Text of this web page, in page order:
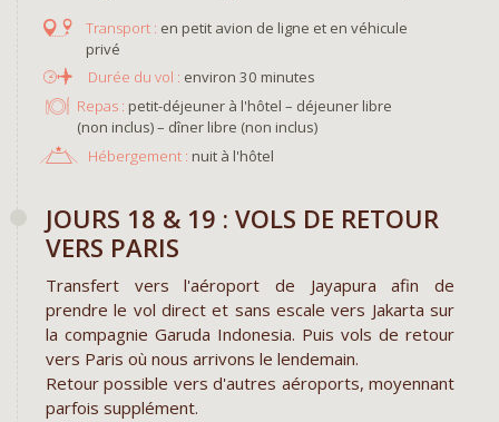
en petit avion de ligne et en véhicule
privé
environ 30 minutes
Repas : petit-déjeuner à l'hôtel – déjeuner libre
(non inclus) – dîner libre (non inclus)
Hébergement : nuit à l'hôtel
JOURS 18 & 19 : VOLS DE RETOUR
VERS PARIS
Transfert vers l'aéroport de Jayapura afin de
prendre le vol direct et sans escale vers Jakarta sur
la compagnie Garuda Indonesia. Puis vols de retour
vers Paris où nous arrivons le lendemain.
Retour possible vers d'autres aéroports, moyennant
parfois supplément.